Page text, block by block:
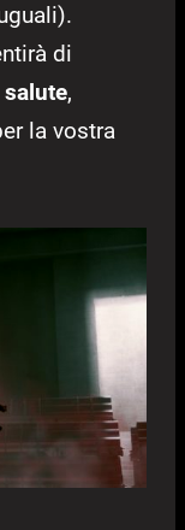
di
,
la vostra